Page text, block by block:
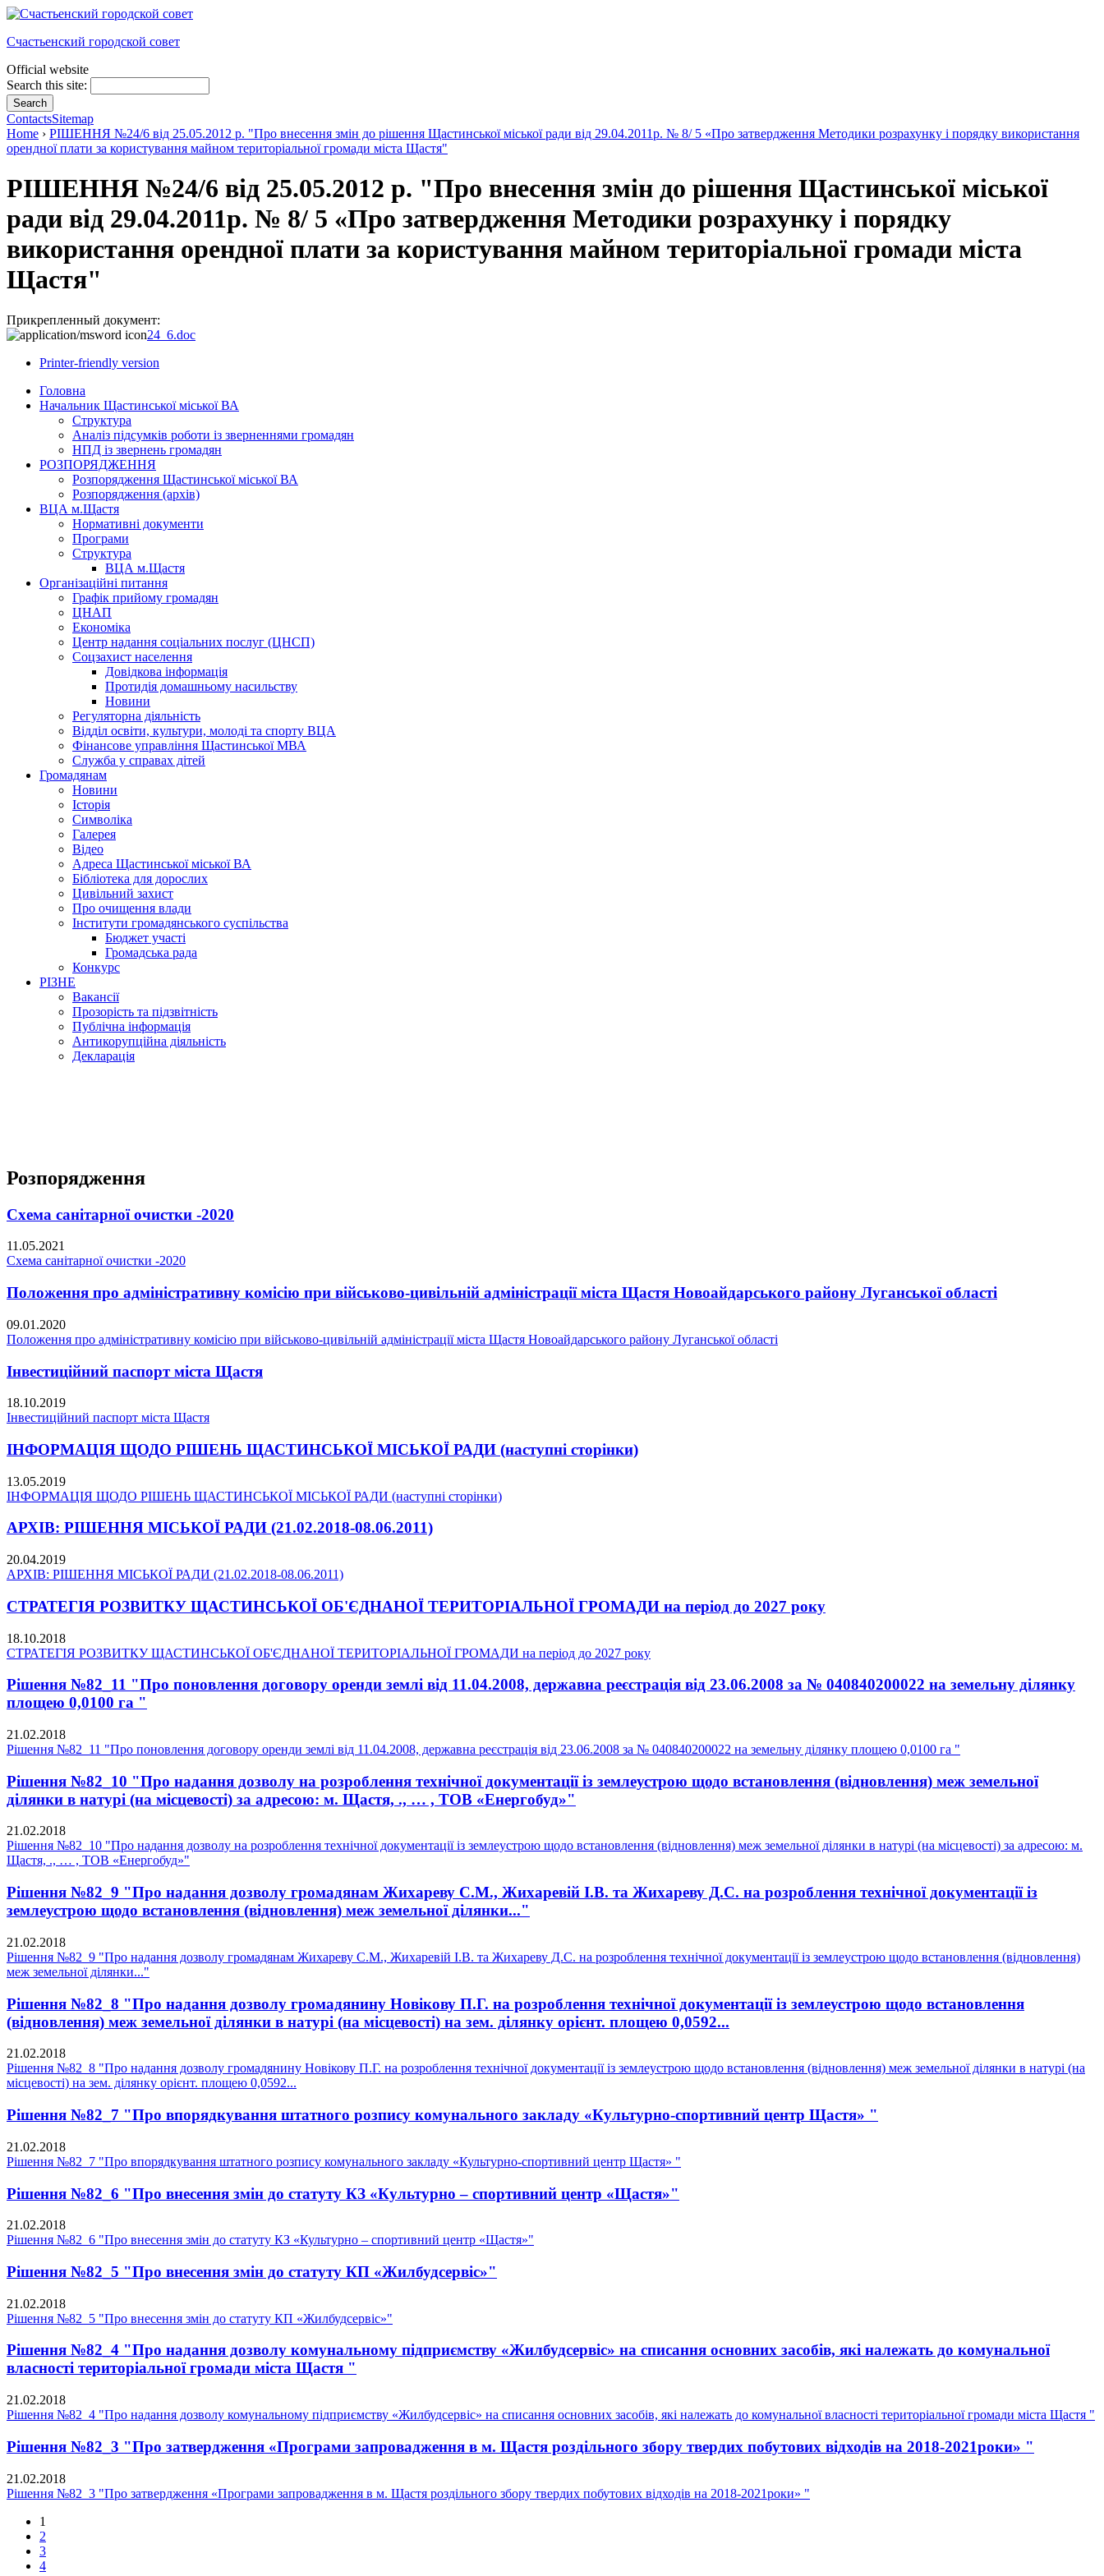
Счастьенский городской совет
Official website
Search this site:
ContactsSitemap
Home › РІШЕННЯ №24/6 від 25.05.2012 р. "Про внесення змін до рішення Щастинської міської ради від 29.04.2011р. № 8/ 5 «Про затвердження Методики розрахунку і порядку використання
орендної плати за користування майном територіальної громади міста Щастя"
РІШЕННЯ №24/6 від 25.05.2012 р. "Про внесення змін до рішення Щастинської міської
ради від 29.04.2011р. № 8/ 5 «Про затвердження Методики розрахунку і порядку
використання орендної плати за користування майном територіальної громади міста
Щастя"
Прикрепленный документ:
24_6.doc
Printer-friendly version
Головна
Начальник Щастинської міської ВА
Структура
Аналіз підсумків роботи із зверненнями громадян
НПД із звернень громадян
РОЗПОРЯДЖЕННЯ
Розпорядження Щастинської міської ВА
Розпорядження (архів)
ВЦА м.Щастя
Нормативні документи
Програми
Структура
ВЦА м.Щастя
Організаційні питання
Графік прийому громадян
ЦНАП
Економіка
Центр надання соціальних послуг (ЦНСП)
Соцзахист населення
Довідкова інформація
Протидія домашньому насильству
Новини
Регуляторна діяльність
Відділ освіти, культури, молоді та спорту ВЦА
Фінансове управління Щастинської МВА
Служба у справах дітей
Громадянам
Новини
Історія
Символіка
Галерея
Відео
Адреса Щастинської міської ВА
Бібліотека для дорослих
Цивільний захист
Про очищення влади
Інститути громадянського суспільства
Бюджет участі
Громадська рада
Конкурс
РІЗНЕ
Вакансії
Прозорість та підзвітність
Публічна інформація
Антикорупційна діяльність
Декларація
Розпорядження
Схема санітарної очистки -2020
11.05.2021
Схема санітарної очистки -2020
Положення про адміністративну комісію при військово-цивільній адміністрації міста Щастя Новоайдарського району Луганської області
09.01.2020
Положення про адміністративну комісію при військово-цивільній адміністрації міста Щастя Новоайдарського району Луганської області
Інвестиційний паспорт міста Щастя
18.10.2019
Інвестиційний паспорт міста Щастя
ІНФОРМАЦІЯ ЩОДО РІШЕНЬ ЩАСТИНСЬКОЇ МІСЬКОЇ РАДИ (наступні сторінки)
13.05.2019
ІНФОРМАЦІЯ ЩОДО РІШЕНЬ ЩАСТИНСЬКОЇ МІСЬКОЇ РАДИ (наступні сторінки)
АРХІВ: РІШЕННЯ МІСЬКОЇ РАДИ (21.02.2018-08.06.2011)
20.04.2019
АРХІВ: РІШЕННЯ МІСЬКОЇ РАДИ (21.02.2018-08.06.2011)
СТРАТЕГІЯ РОЗВИТКУ ЩАСТИНСЬКОЇ ОБ'ЄДНАНОЇ ТЕРИТОРІАЛЬНОЇ ГРОМАДИ на період до 2027 року
18.10.2018
СТРАТЕГІЯ РОЗВИТКУ ЩАСТИНСЬКОЇ ОБ'ЄДНАНОЇ ТЕРИТОРІАЛЬНОЇ ГРОМАДИ на період до 2027 року
Рішення №82_11 "Про поновлення договору оренди землі від 11.04.2008, державна реєстрація від 23.06.2008 за № 040840200022 на земельну ділянку
площею 0,0100 га "
21.02.2018
Рішення №82_11 "Про поновлення договору оренди землі від 11.04.2008, державна реєстрація від 23.06.2008 за № 040840200022 на земельну ділянку площею 0,0100 га "
Рішення №82_10 "Про надання дозволу на розроблення технічної документації із землеустрою щодо встановлення (відновлення) меж земельної
ділянки в натурі (на місцевості) за адресою: м. Щастя, ., … , ТОВ «Енергобуд»"
21.02.2018
Рішення №82_10 "Про надання дозволу на розроблення технічної документації із землеустрою щодо встановлення (відновлення) меж земельної ділянки в натурі (на місцевості) за адресою: м.
Щастя, ., … , ТОВ «Енергобуд»"
Рішення №82_9 "Про надання дозволу громадянам Жихареву С.М., Жихаревій І.В. та Жихареву Д.С. на розроблення технічної документації із
землеустрою щодо встановлення (відновлення) меж земельної ділянки..."
21.02.2018
Рішення №82_9 "Про надання дозволу громадянам Жихареву С.М., Жихаревій І.В. та Жихареву Д.С. на розроблення технічної документації із землеустрою щодо встановлення (відновлення)
меж земельної ділянки..."
Рішення №82_8 "Про надання дозволу громадянину Новікову П.Г. на розроблення технічної документації із землеустрою щодо встановлення
(відновлення) меж земельної ділянки в натурі (на місцевості) на зем. ділянку орієнт. площею 0,0592...
21.02.2018
Рішення №82_8 "Про надання дозволу громадянину Новікову П.Г. на розроблення технічної документації із землеустрою щодо встановлення (відновлення) меж земельної ділянки в натурі (на
місцевості) на зем. ділянку орієнт. площею 0,0592...
Рішення №82_7 "Про впорядкування штатного розпису комунального закладу «Культурно-спортивний центр Щастя» "
21.02.2018
Рішення №82_7 "Про впорядкування штатного розпису комунального закладу «Культурно-спортивний центр Щастя» "
Рішення №82_6 "Про внесення змін до статуту КЗ «Культурно – спортивний центр «Щастя»"
21.02.2018
Рішення №82_6 "Про внесення змін до статуту КЗ «Культурно – спортивний центр «Щастя»"
Рішення №82_5 "Про внесення змін до статуту КП «Жилбудсервіс»"
21.02.2018
Рішення №82_5 "Про внесення змін до статуту КП «Жилбудсервіс»"
Рішення №82_4 "Про надання дозволу комунальному підприємству «Жилбудсервіс» на списання основних засобів, які належать до комунальної
власності територіальної громади міста Щастя "
21.02.2018
Рішення №82_4 "Про надання дозволу комунальному підприємству «Жилбудсервіс» на списання основних засобів, які належать до комунальної власності територіальної громади міста Щастя "
Рішення №82_3 "Про затвердження «Програми запровадження в м. Щастя роздільного збору твердих побутових відходів на 2018-2021роки» "
21.02.2018
Рішення №82_3 "Про затвердження «Програми запровадження в м. Щастя роздільного збору твердих побутових відходів на 2018-2021роки» "
1
2
3
4